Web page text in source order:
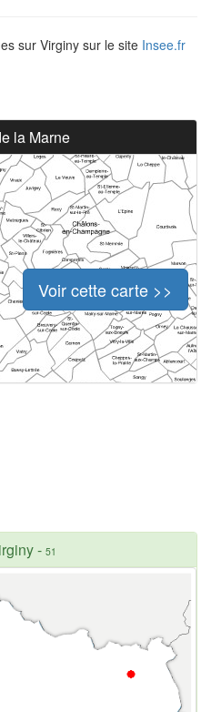
sur Virginy sur le site Insee.fr
la Marne
Voir cette carte >>
- 51